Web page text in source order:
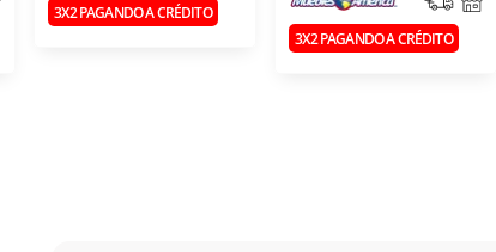
3X2 PAGANDO A CRÉDITO
3X2 PAGANDO A CRÉDITO